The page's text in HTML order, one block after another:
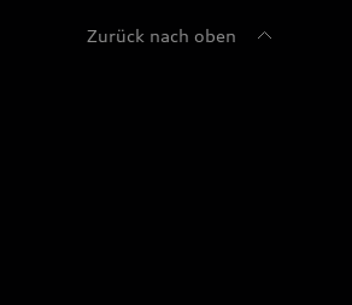
Zurück nach oben